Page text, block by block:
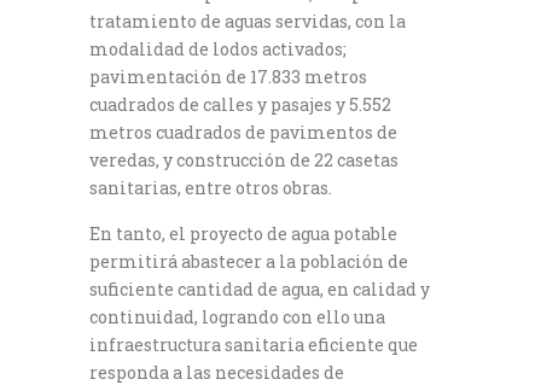
tratamiento de aguas servidas, con la
modalidad de lodos activados;
pavimentación de 17.833 metros
cuadrados de calles y pasajes y 5.552
metros cuadrados de pavimentos de
veredas, y construcción de 22 casetas
sanitarias, entre otros obras.
En tanto, el proyecto de agua potable
permitirá abastecer a la población de
suficiente cantidad de agua, en calidad y
continuidad, logrando con ello una
infraestructura sanitaria eficiente que
responda a las necesidades de